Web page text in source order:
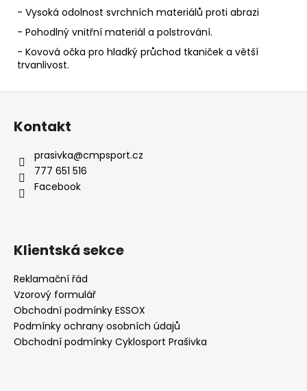
- Vysoká odolnost svrchních materiálů proti abrazi
- Pohodlný vnitřní materiál a polstrování.
- Kovová očka pro hladký průchod tkaniček a větší
trvanlivost.
Z
Kontakt
prasivka@cmpsport.cz
777 651 516
Facebook
Klientská sekce
Reklamační řád
Vzorový formulář
Obchodní podmínky ESSOX
Podmínky ochrany osobních údajů
Obchodní podmínky Cyklosport Prašivka